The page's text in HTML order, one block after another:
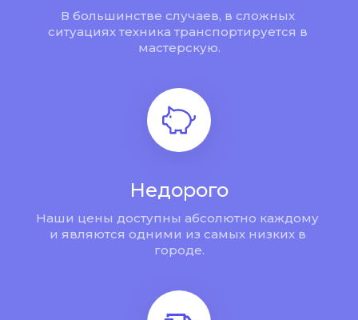
В большинстве случаев, в сложных
ситуациях техника транспортируется в
мастерскую.
Недорого
Наши цены доступны абсолютно каждому
и являются одними из самых низких в
городе.